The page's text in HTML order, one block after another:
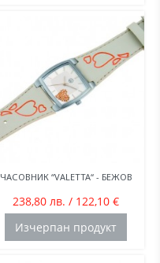
ЧАСОВНИК “VALETTA“ - БЕЖОВ
238,80 лв. / 122,10 €
Изчерпан продукт